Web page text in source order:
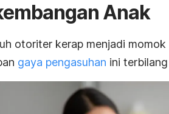
Anak
otoriter kerap menjadi
gaya pengasuhan ini